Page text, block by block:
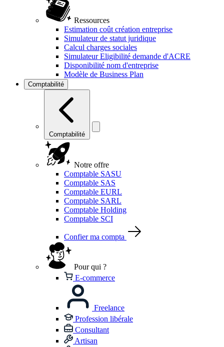
Ressources
Estimation coût création entreprise
Simulateur de statut juridique
Calcul charges sociales
Simulateur Eligibilité demande d'ACRE
Disponibilité nom d'entreprise
Modèle de Business Plan
Comptabilité
Comptabilité
Notre offre
Comptable SASU
Comptable SAS
Comptable EURL
Comptable SARL
Comptable Holding
Comptable SCI
Confier ma compta
Pour qui ?
E-commerce
Freelance
Profession libérale
Consultant
Artisan